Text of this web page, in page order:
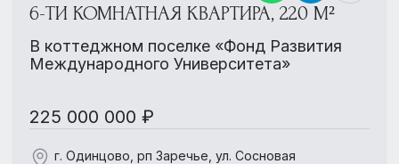
6-ТИ КОМНАТНАЯ КВАРТИРА, 220 М²
В коттеджном поселке «Фонд Развития
Международного Университета»
225 000 000 ₽
г. Одинцово, рп Заречье, ул. Сосновая